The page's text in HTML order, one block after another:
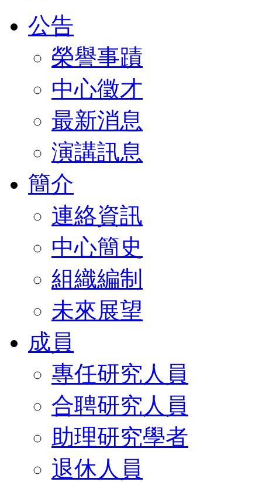
公告
榮譽事蹟
中心徵才
最新消息
演講訊息
簡介
連絡資訊
中心簡史
組織編制
未來展望
成員
專任研究人員
合聘研究人員
助理研究學者
退休人員